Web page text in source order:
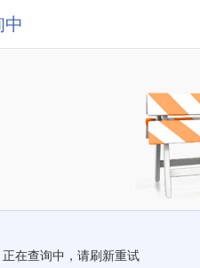
中
正在查询中，请刷新重试